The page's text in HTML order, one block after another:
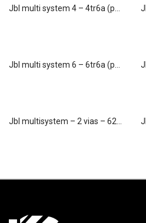
jbl multi system 4 – 4tr6a (par)
jbl multi system 6 – 6tr6a (par)
jbl multisystem – 2 vias – 62v2a (par)